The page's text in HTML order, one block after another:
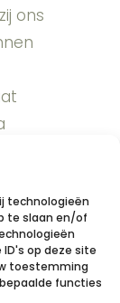
technologieën
te slaan en/of
op deze site
toestemming
functies
ons